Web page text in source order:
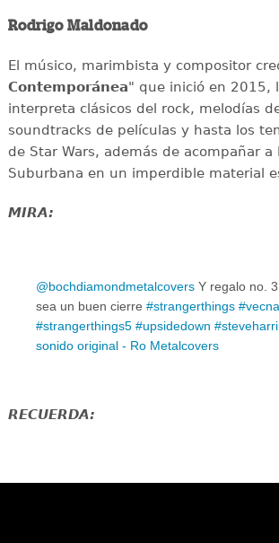
Rodrigo Maldonado
El músico, marimbista y compositor
Contemporánea" que inició en 2015,
interpreta clásicos del rock, melodías
soundtracks de películas y hasta los
de Star Wars, además de acompañar a
Suburbana en un imperdible material
MIRA:
@bochdiamondmetalcovers Y regalo no.
sea un buen cierre #strangerthings #vecna
#strangerthings5 #upsidedown
sonido original - Ro Metalcovers
RECUERDA: